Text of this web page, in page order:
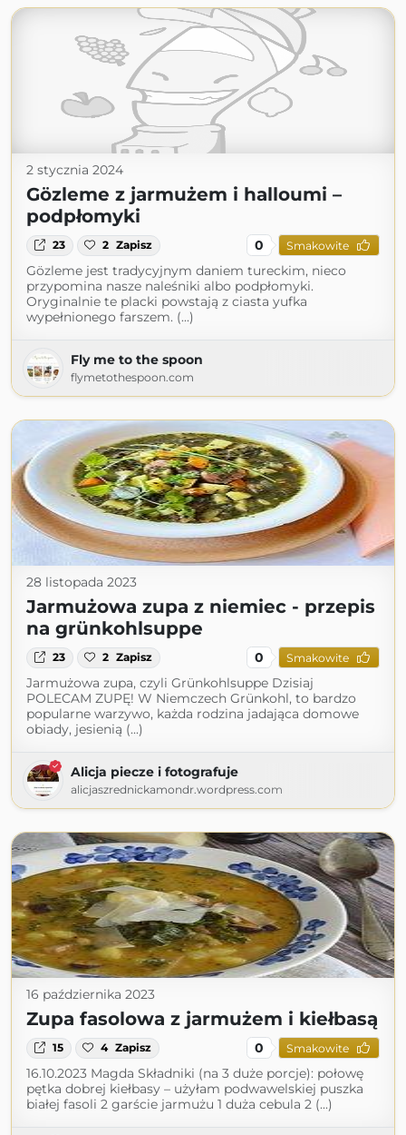
2 stycznia 2024
Gözleme z jarmużem i halloumi –
podpłomyki
23 2 Zapisz 0 Smakowite
Gözleme jest tradycyjnym daniem tureckim, nieco
przypomina nasze naleśniki albo podpłomyki.
Oryginalnie te placki powstają z ciasta yufka
wypełnionego farszem. (...)
Fly me to the spoon
flymetothespoon.com
28 listopada 2023
Jarmużowa zupa z niemiec - przepis
na grünkohlsuppe
23 2 Zapisz 0 Smakowite
Jarmużowa zupa, czyli Grünkohlsuppe Dzisiaj
POLECAM ZUPĘ! W Niemczech Grünkohl, to bardzo
popularne warzywo, każda rodzina jadająca domowe
obiady, jesienią (...)
Alicja piecze i fotografuje
alicjaszrednickamondr.wordpress.com
16 października 2023
Zupa fasolowa z jarmużem i kiełbasą
15 4 Zapisz 0 Smakowite
16.10.2023 Magda Składniki (na 3 duże porcje): połowę
pętka dobrej kiełbasy – użyłam podwawelskiej puszka
białej fasoli 2 garście jarmużu 1 duża cebula 2 (...)